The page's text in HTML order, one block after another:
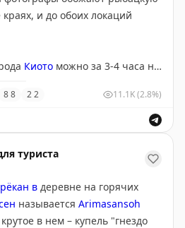
и до обоих локаций
Киото можно за 3-4 часа на
88 22 11.1K(2.8%)
туриста
рёкан в деревне на горячих
называется Arimasansoh
в нем – купель "гнездо